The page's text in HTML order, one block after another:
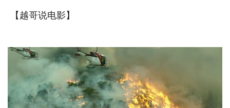
【越哥说电影】